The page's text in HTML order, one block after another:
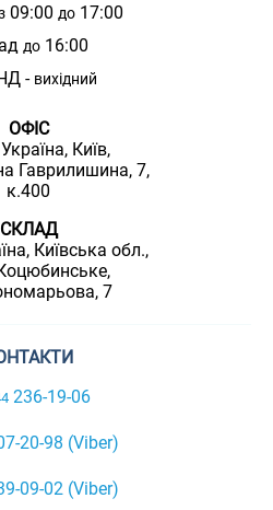
09:00 до 17:00
до16:00
- вихідний
ОФІС
Київ,
Гаврилишина, 7,
к.400
СКЛАД
Київська обл.,
7
236-19-06
20-98 (Viber)
09-02 (Viber)